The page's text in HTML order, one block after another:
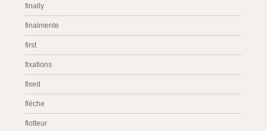
finally
finalmente
first
fixations
fixed
flèche
flotteur